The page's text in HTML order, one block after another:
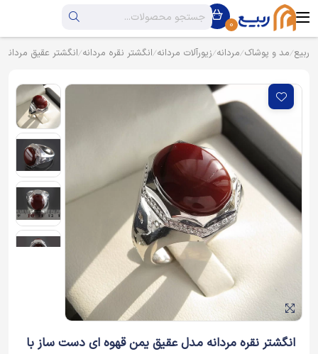
0
ربیع مد و پوشاک مردانه زیورآلات مردانه انگشتر نقره مردانه انگشتر عقیق مردانه
انگشتر نقره مردانه مدل عقیق یمن قهوه ای دست ساز با